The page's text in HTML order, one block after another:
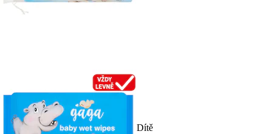
Dítě